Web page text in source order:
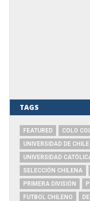
TAGS
FEATURED
COLO
UNIVERSIDAD DE CHILE
UNIVERSIDAD
SELECCIÓN CHILENA
PRIMERA DIVISIÓN
FUTBOL CHILENO